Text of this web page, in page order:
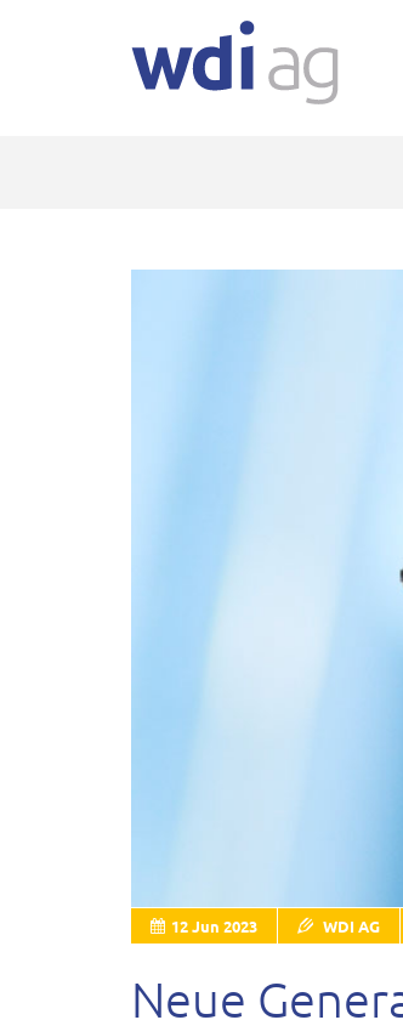
12 Jun 2023 WDI AG
Neue